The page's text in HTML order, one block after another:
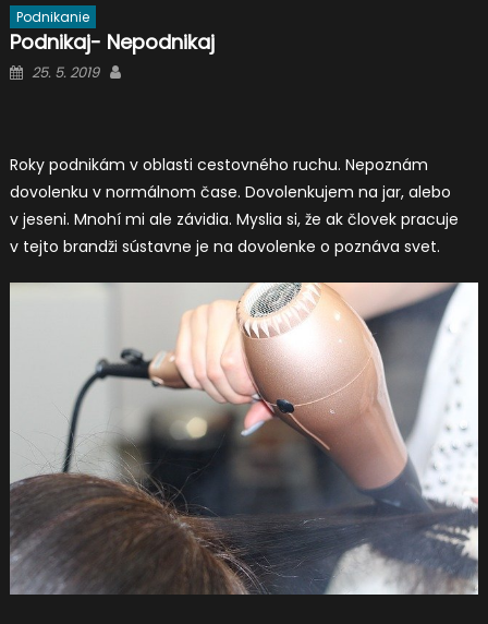
Podnikanie
Podnikaj- Nepodnikaj
Posted
25. 5. 2019
Roky podnikám v oblasti cestovného ruchu. Nepoznám
dovolenku v normálnom čase. Dovolenkujem na jar, alebo
v jeseni. Mnohí mi ale závidia. Myslia si, že ak človek pracuje
v tejto brandži sústavne je na dovolenke o poznáva svet.